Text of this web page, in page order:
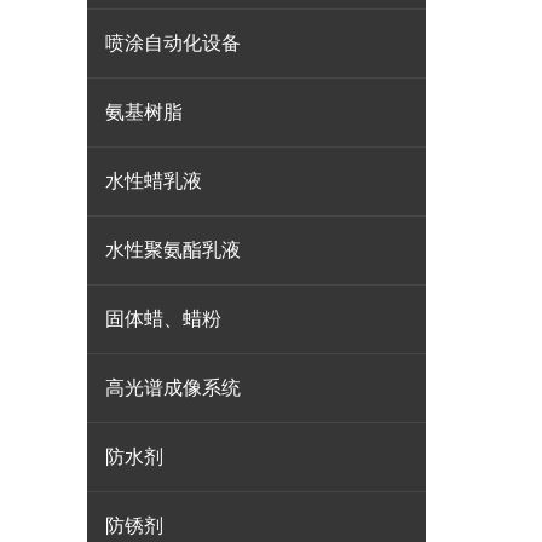
喷涂自动化设备
氨基树脂
水性蜡乳液
水性聚氨酯乳液
固体蜡、蜡粉
高光谱成像系统
防水剂
防锈剂